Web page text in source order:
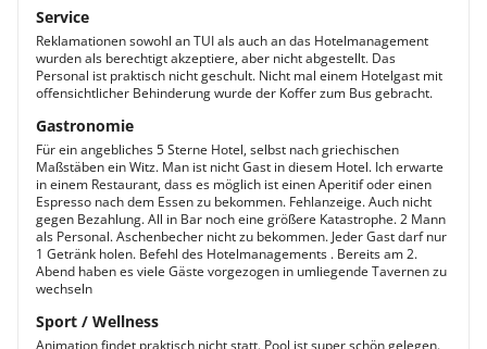
Service
Reklamationen sowohl an TUI als auch an das Hotelmanagement
wurden als berechtigt akzeptiere, aber nicht abgestellt. Das
Personal ist praktisch nicht geschult. Nicht mal einem Hotelgast mit
offensichtlicher Behinderung wurde der Koffer zum Bus gebracht.
Gastronomie
Für ein angebliches 5 Sterne Hotel, selbst nach griechischen
Maßstäben ein Witz. Man ist nicht Gast in diesem Hotel. Ich erwarte
in einem Restaurant, dass es möglich ist einen Aperitif oder einen
Espresso nach dem Essen zu bekommen. Fehlanzeige. Auch nicht
gegen Bezahlung. All in Bar noch eine größere Katastrophe. 2 Mann
als Personal. Aschenbecher nicht zu bekommen. Jeder Gast darf nur
1 Getränk holen. Befehl des Hotelmanagements . Bereits am 2.
Abend haben es viele Gäste vorgezogen in umliegende Tavernen zu
wechseln
Sport / Wellness
Animation findet praktisch nicht statt. Pool ist super schön gelegen.